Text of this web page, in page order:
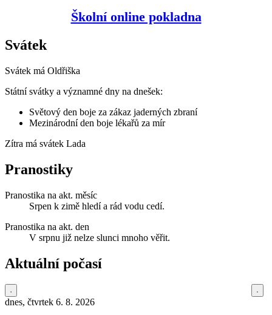
Školní online pokladna
Svátek
Svátek má Oldřiška
Státní svátky a významné dny na dnešek:
Světový den boje za zákaz jaderných zbraní
Mezinárodní den boje lékařů za mír
Zítra má svátek Lada
Pranostiky
Pranostika na akt. měsíc
Srpen k zimě hledí a rád vodu cedí.
Pranostika na akt. den
V srpnu již nelze slunci mnoho věřit.
Aktuální počasí
dnes, čtvrtek 6. 8. 2026